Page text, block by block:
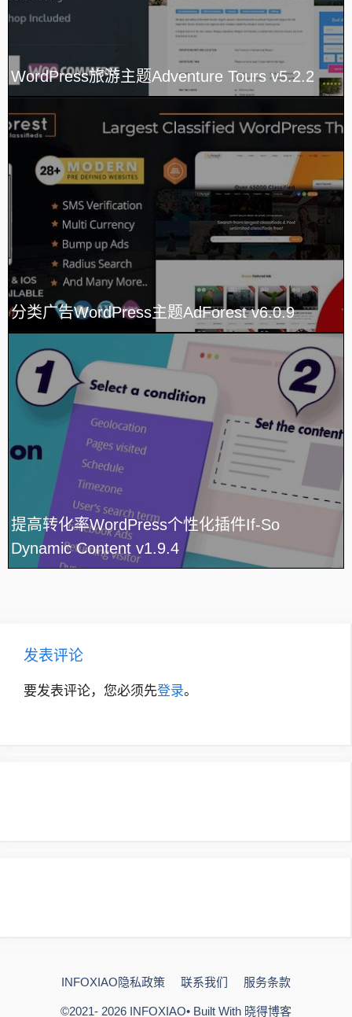
WordPress旅游主题Adventure Tours v5.2.2
分类广告WordPress主题AdForest v6.0.9
提高转化率WordPress个性化插件If-So
Dynamic Content v1.9.4
发表评论
要发表评论，您必须先登录。
INFOXIAO隐私政策 联系我们 服务条款
©2021- 2026 INFOXIAO• Built With 晓得博客